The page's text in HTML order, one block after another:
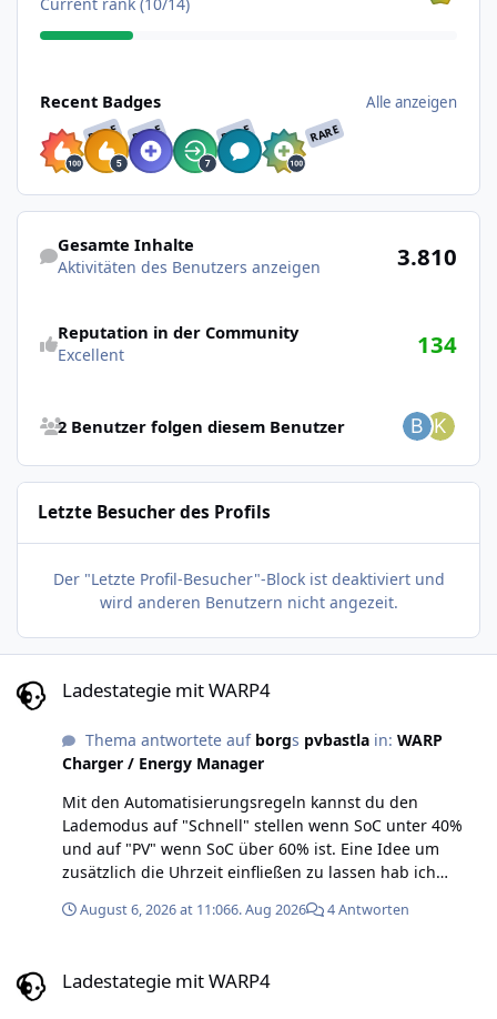
Recent Badges Alle anzeigen
RARE RARE RARE RARE
Aktivitäten des Benutzers anzeigen
Gesamte Inhalte
Aktivitäten des Benutzers anzeigen 3.810
Reputation in der Community
Excellent 134
2 Benutzer folgen diesem Benutzer
Letzte Besucher des Profils
Der "Letzte Profil-Besucher"-Block ist deaktiviert und
wird anderen Benutzern nicht angezeit.
Ladestategie mit WARP4
Thema antwortete auf borgs pvbastlain: WARP
Charger / Energy Manager
Mit den Automatisierungsregeln kannst du den
Lademodus auf "Schnell" stellen wenn SoC unter 40%
und auf "PV" wenn SoC über 60% ist. Eine Idee um
zusätzlich die Uhrzeit einfließen zu lassen hab ich
August 6, 2026 at 11:066. Aug 2026 4 Antworten
Ladestategie mit WARP4